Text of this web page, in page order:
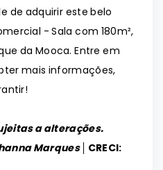
de adquirir este belo
- Sala com 180m²,
da Mooca. Entre em
mais informações,
a alterações.
Marques │ CRECI: